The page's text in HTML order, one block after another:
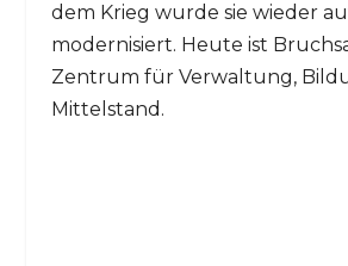
dem Krieg wurde sie wieder
modernisiert. Heute ist
Zentrum für Verwaltung,
Mittelstand.